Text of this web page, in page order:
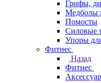
Грифы,
Медболы
Помосты
Силовые
Упоры
Фитнес
Назад
Фитнес